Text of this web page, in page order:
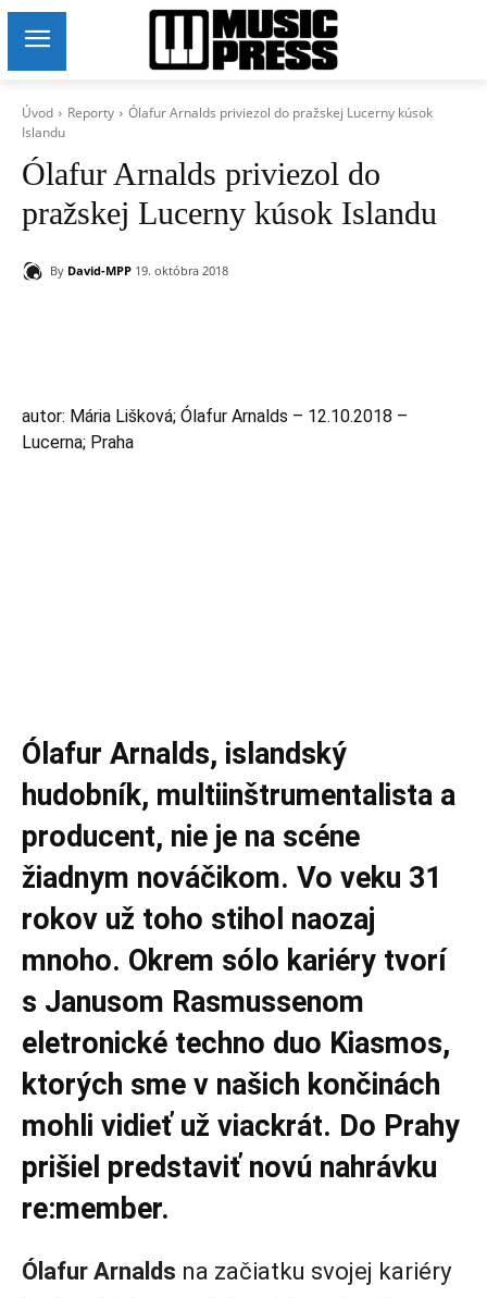
Úvod Reporty
Ólafur Arnalds priviezol do pražskej Lucerny kúsok
Islandu
Ólafur Arnalds priviezol do
pražskej Lucerny kúsok Islandu
By David-MPP 19. októbra 2018
autor: Mária Lišková; Ólafur Arnalds – 12.10.2018 –
Lucerna; Praha
Ólafur Arnalds, islandský
hudobník, multiinštrumentalista a
producent, nie je na scéne
žiadnym nováčikom. Vo veku 31
rokov už toho stihol naozaj
mnoho. Okrem sólo kariéry tvorí
s Janusom Rasmussenom
eletronické techno duo Kiasmos,
ktorých sme v našich končinách
mohli vidieť už viackrát. Do Prahy
prišiel predstaviť novú nahrávku
re:member.
Ólafur Arnalds na začiatku svojej kariéry